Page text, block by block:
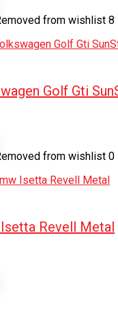
from wishlist 8
Golf Gti
from wishlist 0
Revell Metal